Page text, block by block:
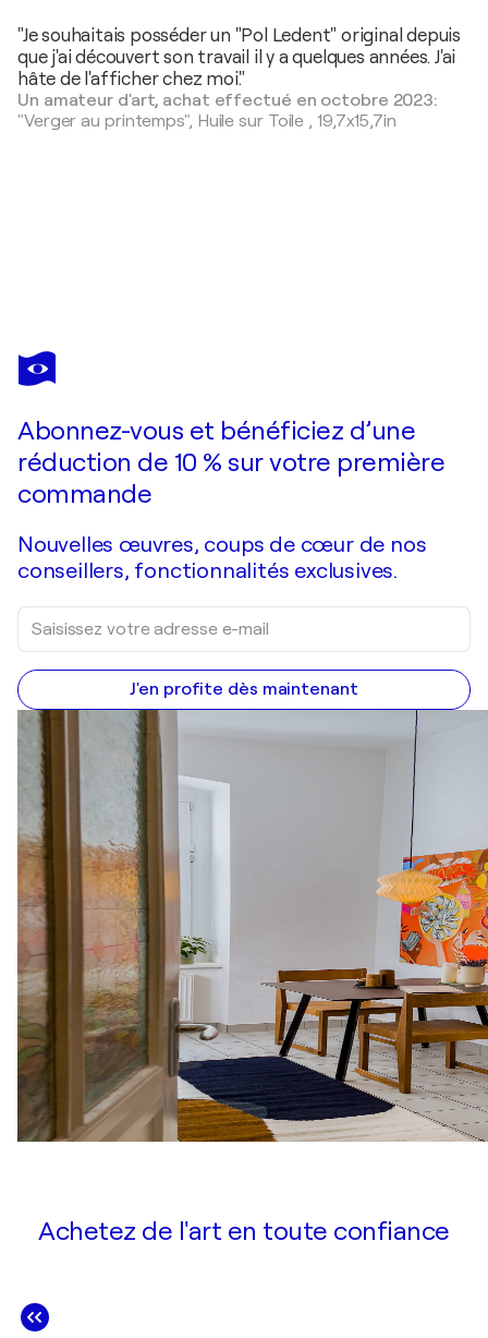
"Je souhaitais posséder un "Pol Ledent" original depuis
que j'ai découvert son travail il y a quelques années. J'ai
hâte de l'afficher chez moi."
Un amateur d'art, achat effectué en octobre 2023:
"Verger au printemps", Huile sur Toile , 19,7x15,7in
POL LEDENT
Clara
Abonnez-vous et bénéficiez d’une
réduction de 10 % sur votre première
commande
Nouvelles œuvres, coups de cœur de nos
conseillers, fonctionnalités exclusives.
J'en profite dès maintenant
Achetez de l'art en toute confiance